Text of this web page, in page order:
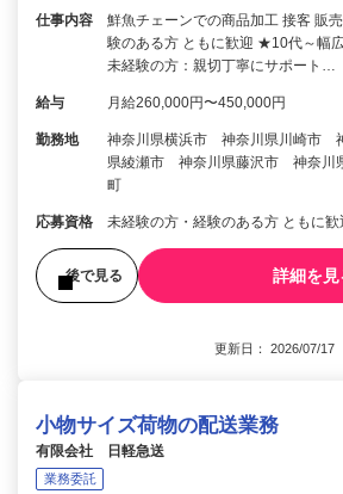
仕事内容
鮮魚チェーンでの商品加工 接客 販
験のある方 ともに歓迎 ★10代～幅
未経験の方：親切丁寧にサポート…
給与 月給260,000円〜450,000円
勤務地
神奈川県横浜市 神奈川県川崎市
県綾瀬市 神奈川県藤沢市 神奈川
町
応募資格 未経験の方・経験のある方 ともに歓
後で見る 詳細を見
更新日： 2026/07/
小物サイズ荷物の配送業務
有限会社 日軽急送
業務委託